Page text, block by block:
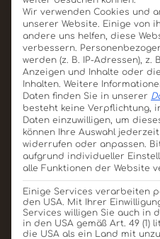
Wir verwenden Cookies und
unserer Website. Einige von
andere uns helfen, diese
verbessern.
werden (z. B. IP-Adressen),
Anzeigen und Inhalte oder
Inhalten. Weitere
Daten finden Sie in unserer
besteht keine Verpflichtung,
Daten einzuwilligen, um
können Ihre Auswahl
widerrufen oder anpassen.
aufgrund individueller
alle Funktionen der Website
Einige Services verarbeiten
den USA. Mit Ihrer
Services willigen Sie auch in
in den USA gemäß Art. 49 (1)
die USA als ein Land mit